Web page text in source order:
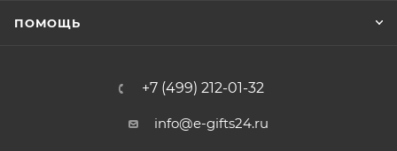
ПОМОЩЬ
+7 (499) 212-01-32
info@e-gifts24.ru